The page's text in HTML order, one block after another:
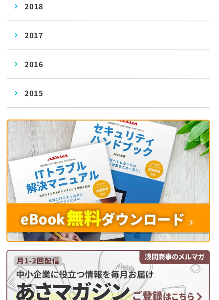
2018
2017
2016
2015